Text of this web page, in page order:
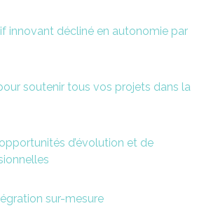
innovant décliné en autonomie par
soutenir tous vos projets dans la
d’évolution et de
sur-mesure